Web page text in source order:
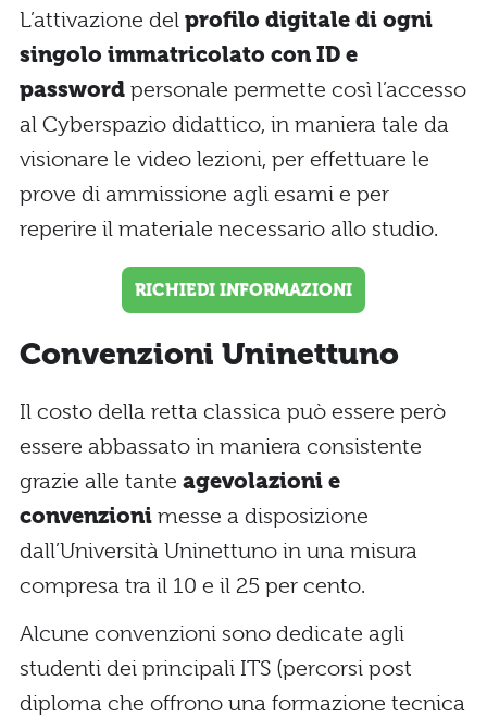
L’attivazione del profilo digitale di ogni
singolo immatricolato con ID e
password personale permette così l’accesso
al Cyberspazio didattico, in maniera tale da
visionare le video lezioni, per effettuare le
prove di ammissione agli esami e per
reperire il materiale necessario allo studio.
RICHIEDI INFORMAZIONI
Convenzioni Uninettuno
Il costo della retta classica può essere però
essere abbassato in maniera consistente
grazie alle tante agevolazioni e
convenzioni messe a disposizione
dall’Università Uninettuno in una misura
compresa tra il 10 e il 25 per cento.
Alcune convenzioni sono dedicate agli
studenti dei principali ITS (percorsi post
diploma che offrono una formazione tecnica